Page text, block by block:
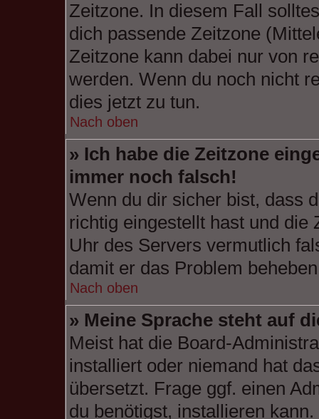
Zeitzone. In diesem Fall
dich passende Zeitzone
Zeitzone kann dabei nur von
werden. Wenn du noch nicht
dies jetzt zu tun.
Nach oben
» Ich habe die Zeitzone
immer noch falsch!
Wenn du dir sicher bist, dass
richtig eingestellt hast und die
Uhr des Servers vermutlich
damit er das Problem
Nach oben
» Meine Sprache steht auf
Meist hat die Board-
installiert oder niemand hat
übersetzt. Frage ggf. einen
du benötigst, installieren